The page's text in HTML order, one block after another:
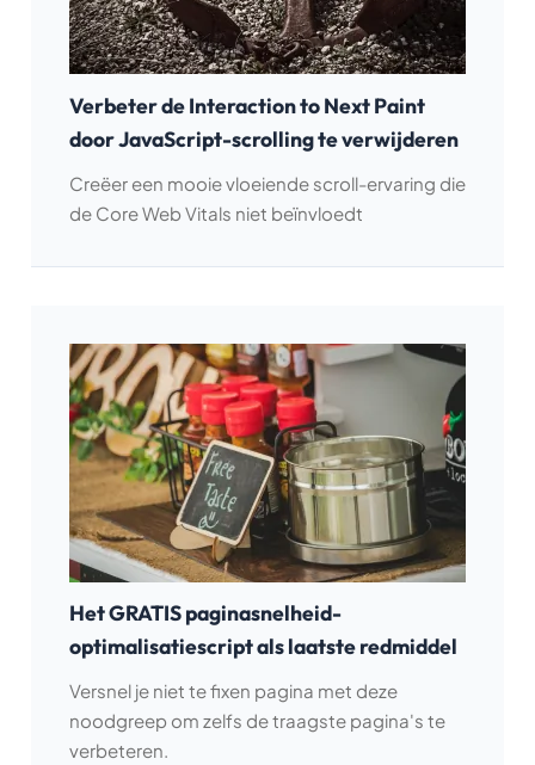
Verbeter de Interaction to Next Paint
door JavaScript-scrolling te verwijderen
Creëer een mooie vloeiende scroll-ervaring die
de Core Web Vitals niet beïnvloedt
Het GRATIS paginasnelheid-
optimalisatiescript als laatste redmiddel
Versnel je niet te fixen pagina met deze
noodgreep om zelfs de traagste pagina's te
verbeteren.